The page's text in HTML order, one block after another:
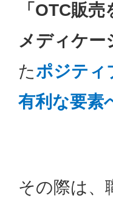
「OTC販
メディケー
たポジティ
有利な要素
その際は、